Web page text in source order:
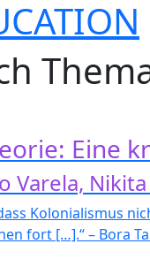
Eine
Varela,
Kolonialismus
fort […].“ – Bora